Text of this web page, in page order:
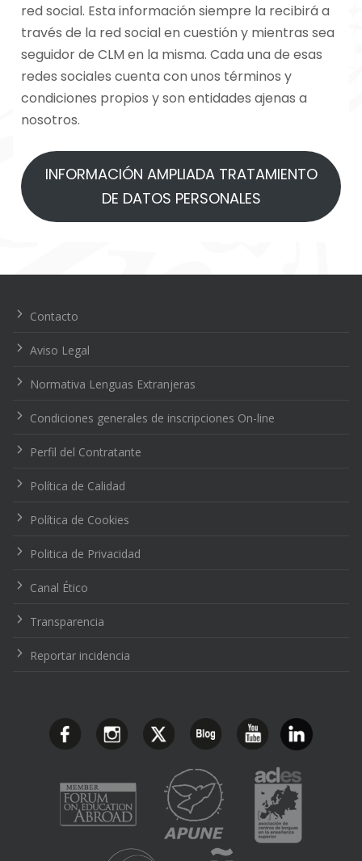
red social. Esta información siempre la recibirá a
través de la red social en cuestión y mientras sea
seguidor de CLM en la misma. Cada una de esas
redes sociales cuenta con unos términos y
condiciones propios y son entidades ajenas a
nosotros.
INFORMACIÓN AMPLIADA TRATAMIENTO
DE DATOS PERSONALES
de
Contacto
Aviso Legal
Normativa Lenguas Extranjeras
Condiciones generales de inscripciones On-line
Perfil del Contratante
Política de Calidad
Política de Cookies
Politica de Privacidad
Canal Ético
Transparencia
Reportar incidencia